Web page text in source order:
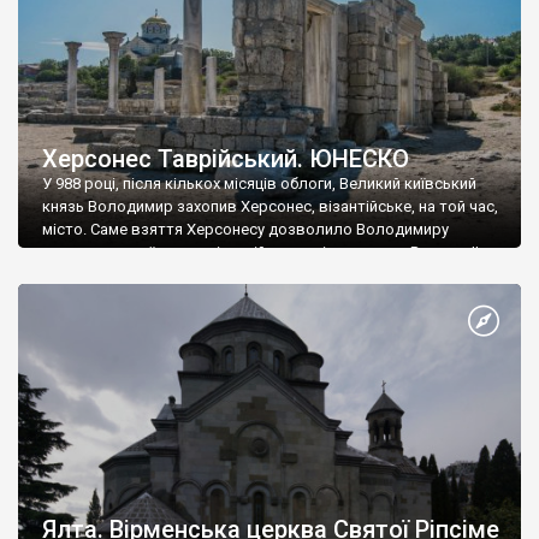
Херсонес Таврійський. ЮНЕСКО
У 988 році, після кількох місяців облоги, Великий київський
князь Володимир захопив Херсонес, візантійське, на той час,
місто. Саме взяття Херсонесу дозволило Володимиру
диктувати свої умови візантійському імператору Василю ІІ, та
Херсонесі Володимир-язичник, став Василем-християнином.
А потім було Хрещення Русі. На честь Херсонесу Таврійського
Ялта. Вірменська церква Святої Ріпсіме